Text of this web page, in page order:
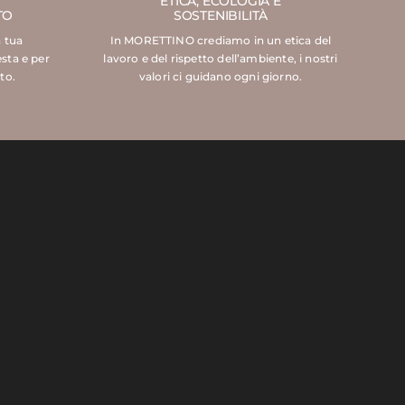
tua
e per
SOSTENIBILITÀ
In MORETTINO crediamo in un etica del
lavoro e del rispetto dell’ambiente, i nostri
valori ci guidano ogni giorno.